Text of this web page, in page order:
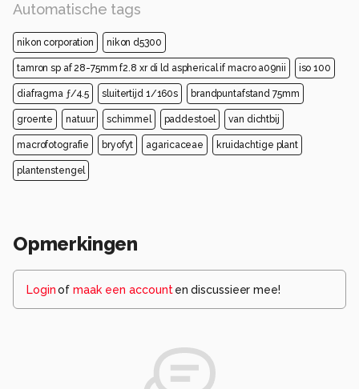
Automatische tags
nikon corporation nikon d5300
tamron sp af 28-75mm f2.8 xr di ld aspherical if macro a09nii iso 100
diafragma ƒ/4.5 sluitertijd 1/160s brandpuntafstand 75mm
groente natuur schimmel paddestoel van dichtbij
macrofotografie bryofyt agaricaceae kruidachtige plant
plantenstengel
Opmerkingen
Loginof maak een account en discussieer mee!